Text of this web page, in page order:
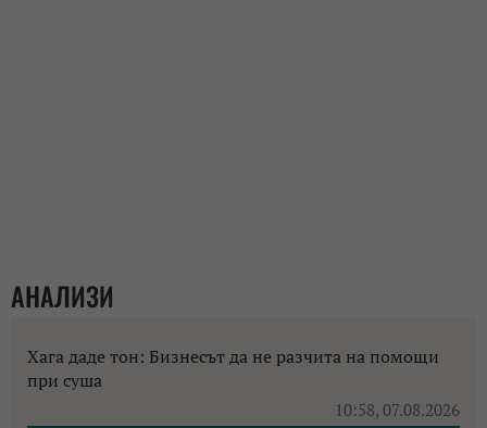
АНАЛИЗИ
Хага даде тон: Бизнесът да не разчита на помощи
при суша
10:58, 07.08.2026